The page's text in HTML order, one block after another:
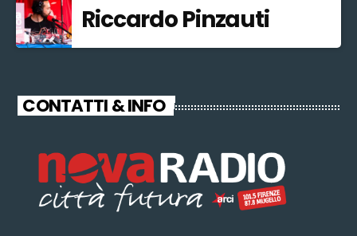
Riccardo Pinzauti
CONTATTI & INFO